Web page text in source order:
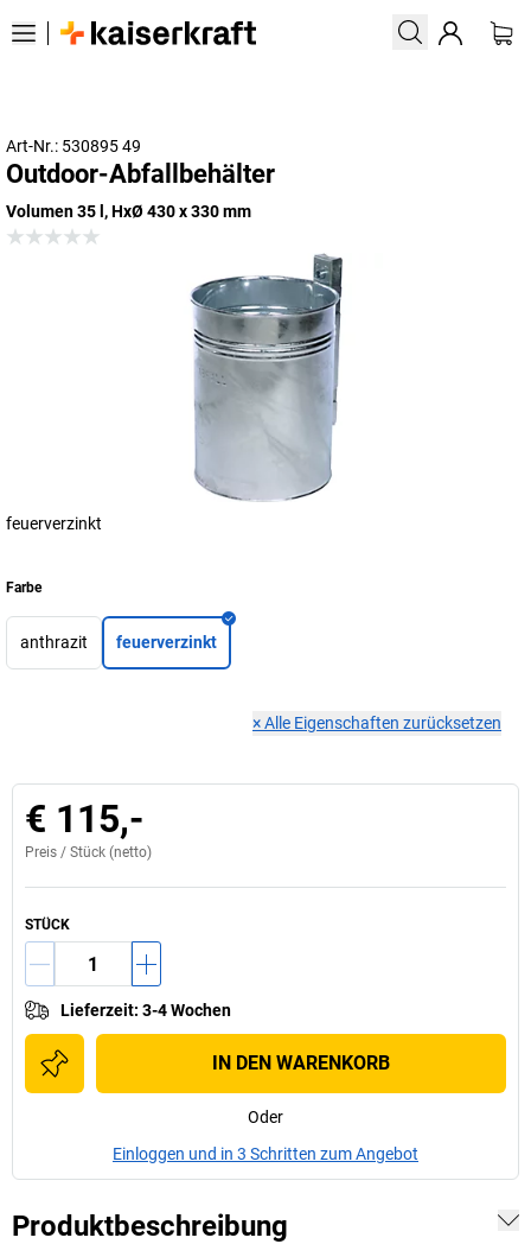
Art-Nr.: 530895 49
Outdoor-Abfallbehälter
Volumen 35 l, HxØ 430 x 330 mm
feuerverzinkt
Farbe
anthrazit feuerverzinkt
×Alle Eigenschaften zurücksetzen
€ 115,-
Preis / Stück (netto)
STÜCK
Lieferzeit: 3-4 Wochen
IN DEN WARENKORB
Oder
Einloggen und in 3 Schritten zum Angebot
Produktbeschreibung